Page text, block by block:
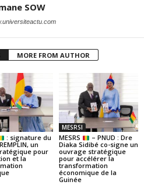
SOW
MORE FROM AUTHOR
: signature du
un
pour
et la
MESRSI
MESRS
– PNUD : Dre
Diaka Sidibé co-signe un
ouvrage stratégique
pour accélérer la
transformation
économique de la
Guinée